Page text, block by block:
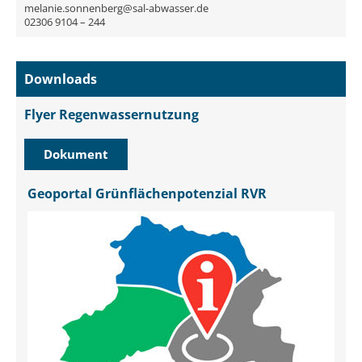
melanie.sonnenberg@sal-abwasser.de
02306 9104 – 244
Downloads
Flyer Regenwassernutzung
Dokument
Geoportal Grünflächenpotenzial RVR